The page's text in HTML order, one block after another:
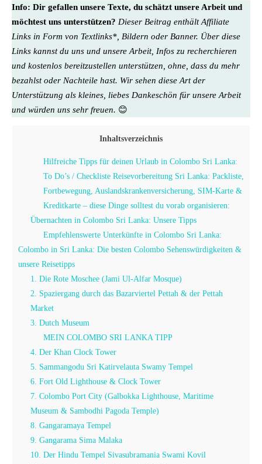
Info: Dir gefallen unsere Texte, du schätzt unsere Arbeit und
möchtest uns unterstützen? Dieser Beitrag enthält Affiliate
Links in Form von Textlinks*, Bildern oder Banner. Über diese
Links kannst du uns und unsere Arbeit, Infos zu recherchieren
und kostenlos bereitzustellen unterstützen, ohne, dass du mehr
bezahlst oder Nachteile hast. Wir sehen diese Art der
Unterstützung als kleines, liebes Dankeschön für unsere Arbeit
und würden uns sehr freuen. 😊
Inhaltsverzeichnis
Hilfreiche Tipps für deinen Urlaub in Colombo Sri Lanka:
To Do’s / Checkliste Reisevorbereitung Sri Lanka: Packliste,
Fortbewegung, Auslandskrankenversicherung, SIM-Karte &
Kreditkarte – diese Dinge solltest du vorab organisieren:
Übernachten in Colombo Sri Lanka: Unsere Tipps
Empfehlenswerte Unterkünfte in Colombo Sri Lanka:
Colombo in Sri Lanka: Die besten Colombo Sehenswürdigkeiten &
unsere Reisetipps
1. Die Rote Moschee (Jami Ul-Alfar Mosque)
2. Spaziergang durch das Bazarviertel Pettah & der Pettah
Market
3. Dutch Museum
MEIN COLOMBO SRI LANKA TIPP
4. Der Khan Clock Tower
5. Sammangodu Sri Katirvelauta Swamy Tempel
6. Fort Old Lighthouse & Clock Tower
7. Colombo Port City (Galbokka Lighthouse, Maritime
Museum & Sambodhi Pagoda Temple)
8. Gangaramaya Tempel
9. Gangarama Sima Malaka
10. Der Hindu Tempel Sivasubramania Swami Kovil